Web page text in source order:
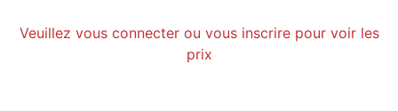
Veuillez vous connecter ou vous inscrire pour voir les
prix